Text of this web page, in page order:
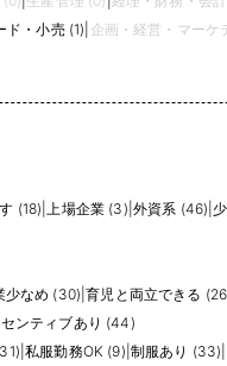
ド・小売 (1) 企画・経営・マーケ
(18) 上場企業 (3) 外資系 (46)
少なめ (30) |育児と両立できる
ンティブあり (44)
|私服勤務OK (9) 制服あり (33)